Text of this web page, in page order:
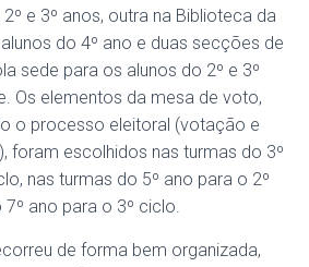
e 3º anos, outra na Biblioteca da
do 4º ano e duas secções de
sede para os alunos do 2º e 3º
Os elementos da mesa de voto,
o processo eleitoral (votação e
foram escolhidos nas turmas do 3º
nas turmas do 5º ano para o 2º
ano para o 3º ciclo.
de forma bem organizada,